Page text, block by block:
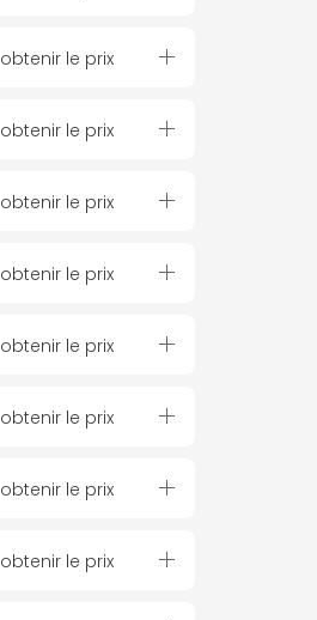
obtenir le prix
obtenir le prix
obtenir le prix
obtenir le prix
obtenir le prix
obtenir le prix
obtenir le prix
obtenir le prix